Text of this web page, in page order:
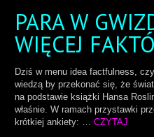
PARA W
WIĘCEJ
Dziś w menu idea factfulness,
wiedzą by przekonać się, że
na podstawie książki Hansa
właśnie. W ramach przystawki
krótkiej ankiety: … CZYTAJ